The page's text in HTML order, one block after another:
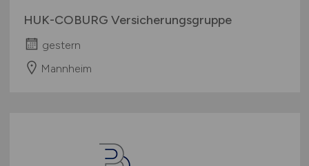
HUK-COBURG Versicherungsgruppe
gestern
Mannheim